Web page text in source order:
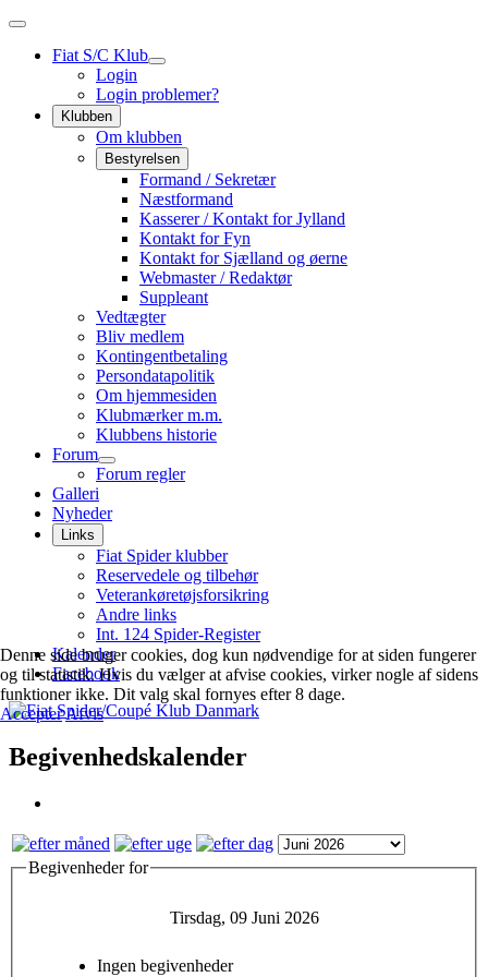
Fiat S/C Klub
Login
Login problemer?
Klubben
Om klubben
Bestyrelsen
Formand / Sekretær
Næstformand
Kasserer / Kontakt for Jylland
Kontakt for Fyn
Kontakt for Sjælland og øerne
Webmaster / Redaktør
Suppleant
Vedtægter
Bliv medlem
Kontingentbetaling
Persondatapolitik
Om hjemmesiden
Klubmærker m.m.
Klubbens historie
Forum
Forum regler
Galleri
Nyheder
Links
Fiat Spider klubber
Reservedele og tilbehør
Veterankøretøjsforsikring
Andre links
Int. 124 Spider-Register
Kalender
Facebook
Begivenhedskalender
Begivenheder for
Tirsdag, 09 Juni 2026
Ingen begivenheder
Denne side bruger cookies, dog kun nødvendige for at siden fungerer
og til statistik. Hvis du vælger at afvise cookies, virker nogle af sidens
funktioner ikke. Dit valg skal fornyes efter 8 dage.
AccepterAfvis